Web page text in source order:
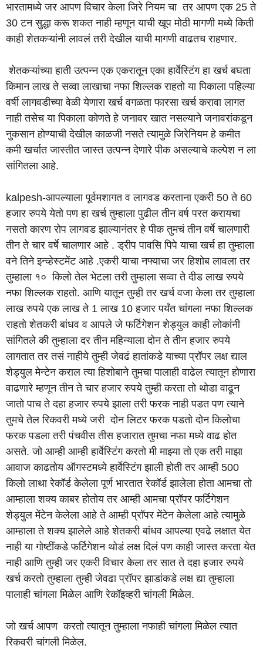
भारतामध्ये जर आपण विचार केला जिरे नियम चा तर आपण एक 25 ते
30 टन सुद्धा करू शकत नाही म्हणून याची खूप मोठी मागणी मध्ये किती
काही शेतकऱ्यांनी लावलं तरी देखील याची मागणी वाढतच राहणार.
शेतकऱ्यांच्या हाती उत्पन्न एक एकरातून एका हार्वेस्टिंग हा खर्च बघता
किमान लाख ते सव्वा लाखाचा नफा शिल्लक राहतो या पिकाला पहिल्या
वर्षी लागवडीच्या वेळी येणारा खर्च वगळता फारसा खर्च करावा लागत
नाही तसेच या पिकाला कोणते हे जनावर खात नसल्याने जनावरांकडून
नुकसान होण्याची देखील काळजी नसते त्यामुळे जिरेनियम हे कमीत
कमी खर्चात जास्तीत जास्त उत्पन्न देणारे पीक असल्याचे कल्पेश न ला
सांगितला आहे.
kalpesh-आपल्याला पूर्वमशागत व लागवड करताना एकरी 50 ते 60
हजार रुपये येतो पण हा खर्च तुम्हाला पुढील तीन वर्ष परत करायचा
नसतो कारण रोप लागवड झाल्यानंतर हे पीक तुमचं तीन वर्षे चालणारी
तीन ते चार वर्षे चालणार आहे . ड्रीप पावसि पिपे याचा खर्च हा तुम्हाला
वने तिने इन्व्हेस्टमेंट आहे .एकरी याचा नफ्याचा जर हिशोब लावला तर
तुम्हाला १० किलो तेल भेटला तरी तुम्हाला सव्वा ते दीड लाख रुपये
नफा शिल्लक राहतो. आणि यातून तुम्ही तर खर्च वजा केला तर तुम्हाला
लाख रुपये एक लाख ते 1 लाख 10 हजार पर्यंत चांगला नफा शिल्लक
राहतो शेतकरी बांधव व आपले जे फर्टिगेशन शेड्युल काही लोकांनी
सांगितले की तुम्हाला दर तीन महिन्याला दोन ते तीन हजार रुपये
लागतात तर तसं नाहीये तुम्ही जेवढं हातांकडे याच्या प्रॉपर लक्ष द्याल
शेड्युल मेन्टेन कराल त्या हिशोबाने तुमचा पालाही वाढेल त्यातून होणारा
वाढणारे म्हणून तीन ते चार हजार रुपये तुम्ही करता तो थोडा वाढून
जातो पाच ते दहा हजार रुपये झाला तरी फरक नाही पडत पण त्याने
तुमचे तेल रिकवरी मध्ये जरी दोन लिटर फरक पडतो दोन किलोचा
फरक पडला तरी पंचवीस तीस हजारात तुमचा नफा मध्ये वाढ होत
असते. जो आम्ही आम्ही हार्वेस्टिंग करतो मी माझ्या तो एक तरी माझा
आवाज काढतोय ऑगस्टमध्ये हार्वेस्टिंग झाली होती तर आम्ही 500
किलो लाथा रेकॉर्ड केलेला पूर्ण भारतात रेकॉर्ड झालेला होता आमचा तो
आम्हाला शक्य काबर होतोय तर आम्ही आमचा प्रॉपर फर्टिगेशन
शेड्युल मेंटेन केलेला आहे ते आम्ही प्रॉपर मेंटेन केलेला आहे त्यामुळे
आम्हाला ते शक्य झालेले आहे शेतकरी बांधव आपल्या एवढे लक्षात येत
नाही या गोष्टींकडे फर्टिगेशन थोडं लक्ष दिलं पण काही जास्त करता येत
नाही आणि तुम्ही जर एकरी विचार केला तर सात ते दहा हजार रुपये
खर्च करतो तुम्हाला तुम्ही जेवढा प्रॉपर झाडांकडे लक्ष द्या तुम्हाला
पालाही चांगला मिळेल आणि रेकॉइव्हरी चांगली मिळेल.
जो खर्च आपण करतो त्यातून तुम्हाला नफाही चांगला मिळेल त्यात
रिकवरी चांगली मिळेल.